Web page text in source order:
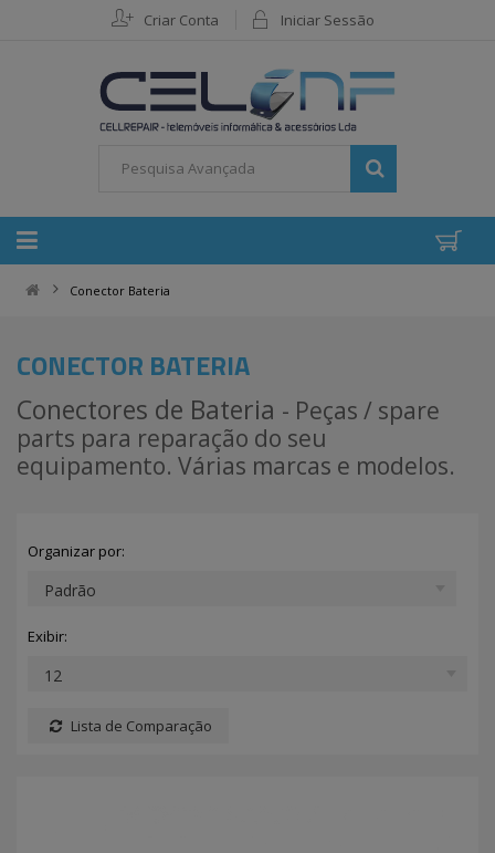
Criar Conta Iniciar Sessão
Conector Bateria
CONECTOR BATERIA
Conectores de Bateria - Peças / spare
parts para reparação do seu
equipamento. Várias marcas e modelos.
Organizar por:
Exibir:
Lista de Comparação